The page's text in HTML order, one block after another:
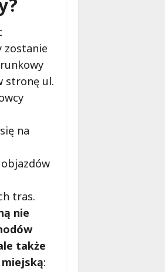
zostanie
stronę ul.
na
tras.
nie
także
: